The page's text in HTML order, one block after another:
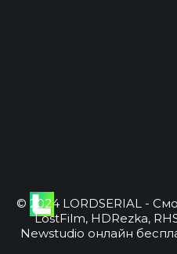
© 2024 LORDSERIAL -
LostFilm, HDRezka,
Newstudio онлайн